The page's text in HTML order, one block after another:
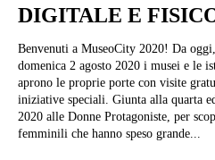
DIGITALE E
Benvenuti a MuseoCity 2020! Da
domenica 2 agosto 2020 i musei e le
aprono le proprie porte con visite
iniziative speciali. Giunta alla quarta edizione, MuseoCity dedica questo
2020 alle Donne Protagoniste, per
femminili che hanno speso grande...